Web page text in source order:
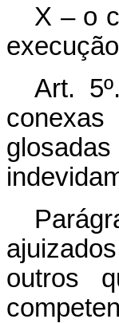
X – o
Art.
outros